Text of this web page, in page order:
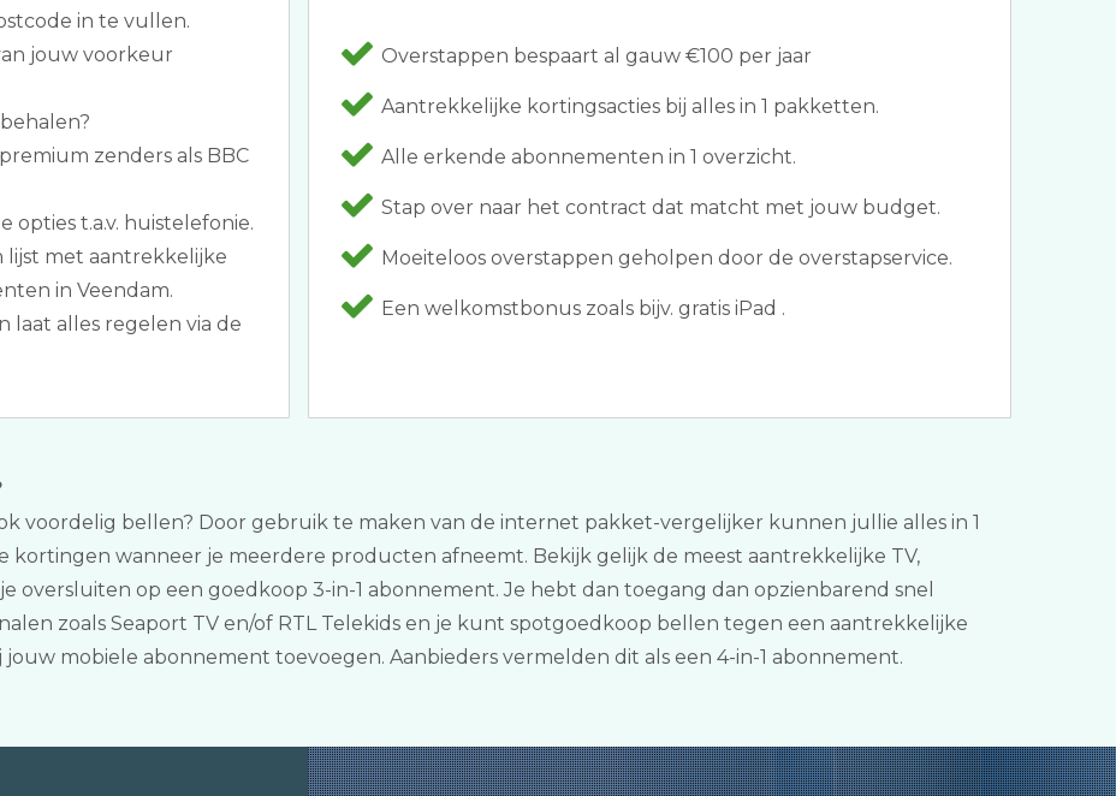
in te vullen.
jouw voorkeur
zenders als BBC
opties t.a.v. huistelefonie.
lijst met aantrekkelijke
in Veendam.
laat alles regelen via de
Overstappen bespaart al gauw €100 per jaar
Aantrekkelijke kortingsacties bij alles in 1 pakketten.
Alle erkende abonnementen in 1 overzicht.
Stap over naar het contract dat matcht met jouw budget.
Moeiteloos overstappen geholpen door de overstapservice.
Een welkomstbonus zoals bijv. gratis iPad .
voordelig bellen? Door gebruik te maken van de internet pakket-vergelijker kunnen jullie alles in 1
kortingen wanneer je meerdere producten afneemt. Bekijk gelijk de meest aantrekkelijke TV,
oversluiten op een goedkoop 3-in-1 abonnement. Je hebt dan toegang dan opzienbarend snel
zoals Seaport TV en/of RTL Telekids en je kunt spotgoedkoop bellen tegen een aantrekkelijke
jouw mobiele abonnement toevoegen. Aanbieders vermelden dit als een 4-in-1 abonnement.